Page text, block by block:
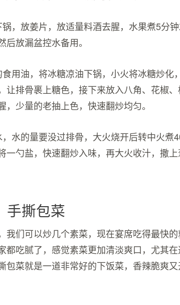
，放姜片，放适量料酒去腥，水果煮5分
后放漏盆控水备用。
用油，将冰糖凉油下锅，小火将冰糖炒化
让排骨裹上糖色，接下来放入八角、花椒
，少量的老抽上色，快速翻炒均匀。
水的量要没过排骨，大火烧开后转中火煮
一勺盐，快速翻炒入味，再大火收汁，撒
手撕包菜
我们可以炒几个素菜，现在宴席吃得最快的
都吃腻了，感觉素菜更加清淡爽口，尤其
包菜就是一道非常好的下饭菜，香辣脆爽